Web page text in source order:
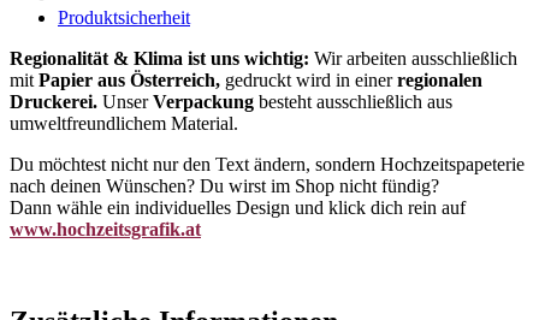
Produktsicherheit
Regionalität & Klima ist uns wichtig: Wir arbeiten ausschließlich
mit Papier aus Österreich, gedruckt wird in einerregionalen
Druckerei. UnserVerpackung besteht ausschließlich aus
umweltfreundlichem Material.
Du möchtest nicht nur den Text ändern, sondern Hochzeitspapeterie
nach deinen Wünschen? Du wirst im Shop nicht fündig?
Dann wähle ein individuelles Design und klick dich rein auf
www.hochzeitsgrafik.at